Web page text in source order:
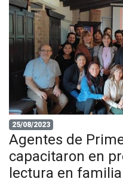
25/08/2023
Agentes de
capacitaron en
lectura en familia